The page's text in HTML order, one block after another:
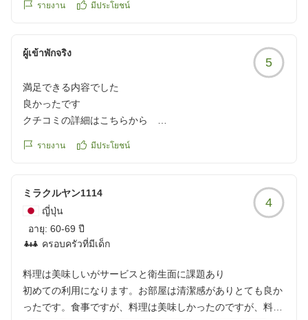
すめの宿だと思います。特に私どものような年輩者には選ん
https://review.travel.rakuten.co.jp/hotel/voice/15988?
reviewId=33123478518239
https://review.travel.rakuten.co.jp/hotel/voice/15988?
รายงาน มีประโยชน์
ผู้เข้าพักจริง
5
満足できる内容でした
良かったです
クチコミの詳細はこちらから
reviewId=33123478518809
รายงาน มีประโยชน์
ミラクルヤン1114
ญี่ปุ่น
อายุ: 60-69 ปี
ครอบครัวที่มีเด็ก
4
料理は美味しいがサービスと衛生面に課題あり
初めての利用になります。お部屋は清潔感がありとても良か
ったです。食事ですが、料理は美味しかったのですが、料理